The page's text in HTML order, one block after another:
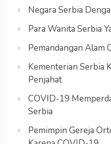
Negara Serbia
Para Wanita Serbia
Pemandangan Alam
Kementerian Serbia
Penjahat
COVID-19
Serbia
Pemimpin Gereja